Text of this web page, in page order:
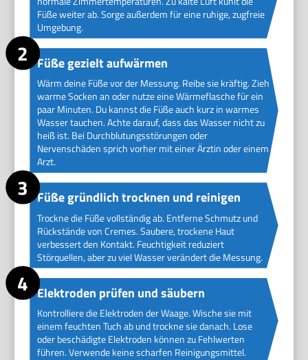
Füße weiter ab. Sorge außerdem für eine ruhige, zugfreie
Umgebung.
Füße gezielt aufwärmen
Wärm deine Füße vor der Messung. Reibe sie kräftig. Zieh
warme Socken an oder nutze eine Wärmeflasche für ein
paar Minuten. Du kannst die Füße auch kurz in warmes
Wasser tauchen. Achte darauf, dass das Wasser nicht zu
heiß ist. Bei Durchblutungsstörungen oder
Nervenschäden sprich vorher mit einer Ärztin oder einem
Arzt.
Füße gründlich trocknen und reinigen
Trockne die Füße vollständig ab. Entferne Schmutz und
Rückstände von Cremes. Saubere, trockene Haut
verbessert den Kontakt. Feuchtigkeit reduziert
Störquellen, aber zu viel Wasser verändert die Messung.
Elektroden prüfen und säubern
Kontrolliere die Elektroden der Waage. Wische sie mit
einem feuchten Tuch ab und trockne sie danach. Lose
oder beschädigte Elektroden können zu Fehlwerten
führen. Verwende keine scharfen Reinigungsmittel.